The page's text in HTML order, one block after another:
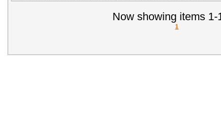
Now showing items 1-
1